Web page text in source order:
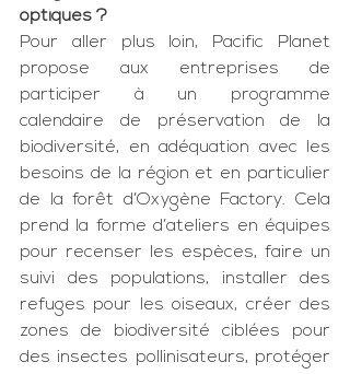
optiques ?
Pour aller plus loin, Pacific Planet
propose aux entreprises de
participer à un programme
calendaire de préservation de la
biodiversité, en adéquation avec les
besoins de la région et en particulier
de la forêt d’Oxygène Factory. Cela
prend la forme d’ateliers en équipes
pour recenser les espèces, faire un
suivi des populations, installer des
refuges pour les oiseaux, créer des
zones de biodiversité ciblées pour
des insectes pollinisateurs, protéger